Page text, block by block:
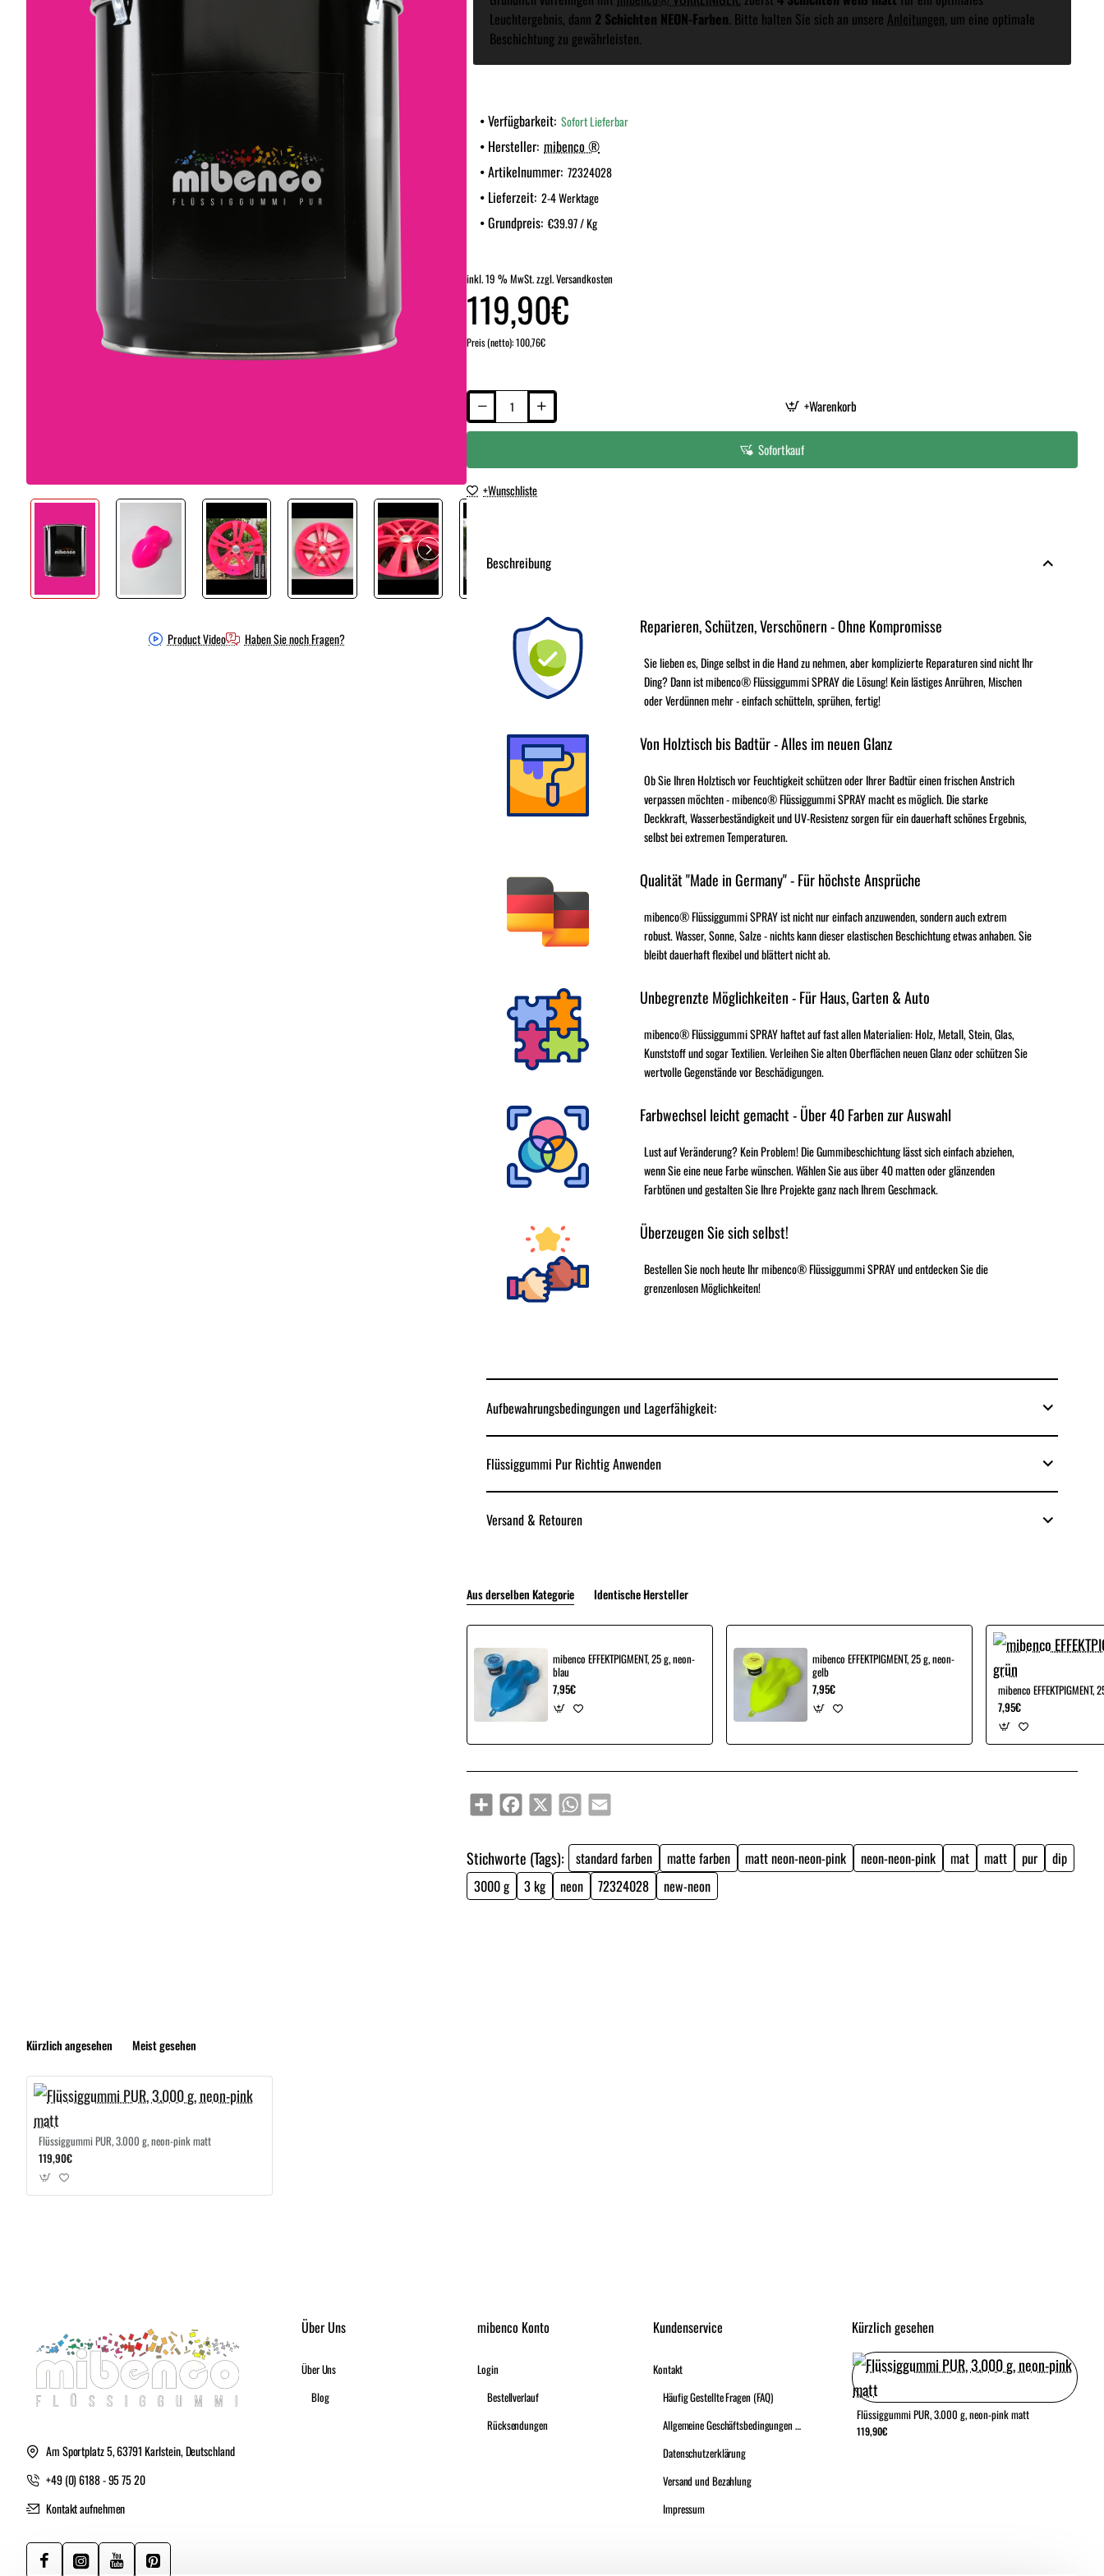
neu eingetroffen
Product Video Haben Sie noch Fragen?
Leuchtergebnis, dann 2 Schichten NEON-Farben. Bitte halten Sie sich an unsere Anleitungen, um eine optimale
Beschichtung zu gewährleisten.
Verfügbarkeit: Sofort Lieferbar
Hersteller: mibenco ®
Artikelnummer: 72324028
Lieferzeit: 2-4 Werktage
Grundpreis: €39.97 / Kg
inkl. 19 % MwSt. zzgl. Versandkosten
119,90€
Preis (netto): 100,76€
+Warenkorb
Sofortkauf
+Wunschliste
Beschreibung
Reparieren, Schützen, Verschönern - Ohne Kompromisse
Sie lieben es, Dinge selbst in die Hand zu nehmen, aber komplizierte Reparaturen sind nicht Ihr
Ding? Dann ist mibenco® Flüssiggummi SPRAY die Lösung! Kein lästiges Anrühren, Mischen
oder Verdünnen mehr - einfach schütteln, sprühen, fertig!
Von Holztisch bis Badtür - Alles im neuen Glanz
Ob Sie Ihren Holztisch vor Feuchtigkeit schützen oder Ihrer Badtür einen frischen Anstrich
verpassen möchten - mibenco® Flüssiggummi SPRAY macht es möglich. Die starke
Deckkraft, Wasserbeständigkeit und UV-Resistenz sorgen für ein dauerhaft schönes Ergebnis,
selbst bei extremen Temperaturen.
Qualität "Made in Germany" - Für höchste Ansprüche
mibenco® Flüssiggummi SPRAY ist nicht nur einfach anzuwenden, sondern auch extrem
robust. Wasser, Sonne, Salze - nichts kann dieser elastischen Beschichtung etwas anhaben. Sie
bleibt dauerhaft flexibel und blättert nicht ab.
Unbegrenzte Möglichkeiten - Für Haus, Garten & Auto
mibenco® Flüssiggummi SPRAY haftet auf fast allen Materialien: Holz, Metall, Stein, Glas,
Kunststoff und sogar Textilien. Verleihen Sie alten Oberflächen neuen Glanz oder schützen Sie
wertvolle Gegenstände vor Beschädigungen.
Farbwechsel leicht gemacht - Über 40 Farben zur Auswahl
Lust auf Veränderung? Kein Problem! Die Gummibeschichtung lässt sich einfach abziehen,
wenn Sie eine neue Farbe wünschen. Wählen Sie aus über 40 matten oder glänzenden
Farbtönen und gestalten Sie Ihre Projekte ganz nach Ihrem Geschmack.
Überzeugen Sie sich selbst!
Bestellen Sie noch heute Ihr mibenco® Flüssiggummi SPRAY und entdecken Sie die
grenzenlosen Möglichkeiten!
Aufbewahrungsbedingungen und Lagerfähigkeit:
Flüssiggummi Pur Richtig Anwenden
Versand & Retouren
Aus derselben Kategorie Identische Hersteller
mibenco EFFEKTPIGMENT, 25 g, neon-
blau
7,95€
mibenco EFFEKTPIGMENT, 25 g, neon-
gelb
7,95€
mibenco EFFEKTPIGMENT,
7,95€
ShareFacebook
X WhatsAppEmail
Stichworte (Tags): standard farben matte farben matt neon-neon-pink neon-neon-pink mat matt pur
dip
3000 g
3 kg neon 72324028 new-neon
Kürzlich angesehen Meist gesehen
Flüssiggummi PUR, 3.000 g, neon-pink matt
119,90€
Am Sportplatz 5, 63791 Karlstein, Deutschland
+49 (0) 6188 - 95 75 20
Kontakt aufnehmen
Über Uns
Über Uns
Blog
mibenco Konto
Login
Bestellverlauf
Rücksendungen
Kundenservice
Kontakt
Häufig Gestellte Fragen (FAQ)
Allgemeine Geschäftsbedingungen (A.G.B.)
Datenschutzerklärung
Versand und Bezahlung
Impressum
Kürzlich gesehen
Flüssiggummi PUR, 3.000 g, neon-pink matt
119,90€